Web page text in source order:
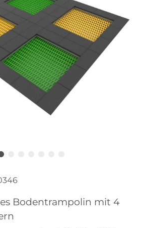
Bodentrampolin mit 4